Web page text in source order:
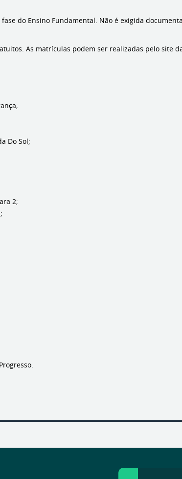
do Ensino Fundamental. Não é exigida
As matrículas podem ser realizadas pelo site
Do Sol;
2;